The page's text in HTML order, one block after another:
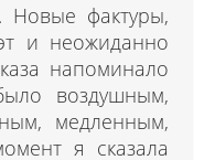
Новые фактуры,
и неожиданно
напоминало
воздушным,
медленным,
я сказала